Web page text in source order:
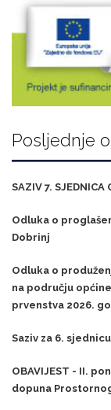
Posljednje
SAZIV 7. SJEDNICA
Odluka o
Dobrinj
Odluka o
na području
prvenstva 2026.
Saziv za 6.
OBAVIJEST - II.
dopuna